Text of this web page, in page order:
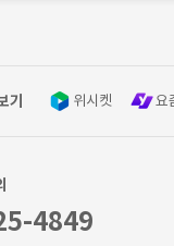
기 위시켓 요
4849